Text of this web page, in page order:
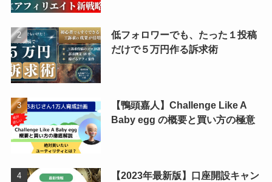
低フォロワーでも、たった１投稿
だけで５万円作る訴求術
【鴨頭嘉人】Challenge Like A
Baby egg の概要と買い方の極意
【2023年最新版】口座開設キャン